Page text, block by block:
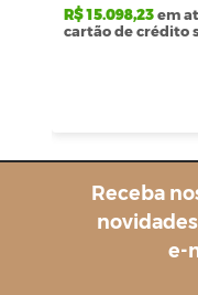
R$ 15.098,23em
cartão de crédito
Receba
e-